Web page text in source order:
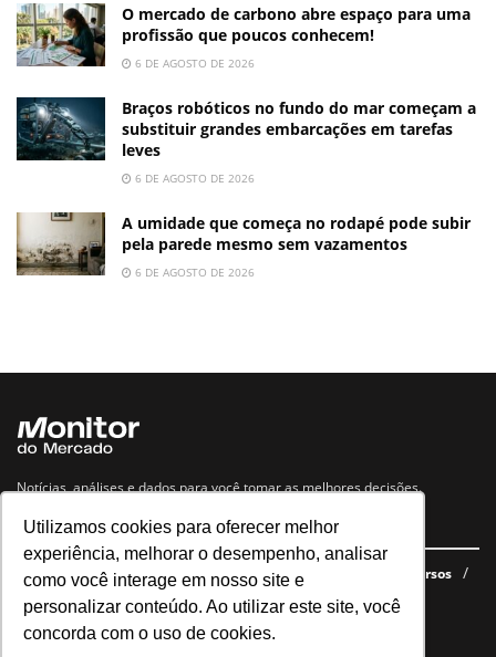
Utilizamos cookies para oferecer melhor
experiência, melhorar o desempenho, analisar
como você interage em nosso site e
personalizar conteúdo. Ao utilizar este site, você
concorda com o uso de cookies.
O mercado de carbono abre espaço para uma
profissão que poucos conhecem!
6 DE AGOSTO DE 2026
Braços robóticos no fundo do mar começam a
substituir grandes embarcações em tarefas
leves
6 DE AGOSTO DE 2026
A umidade que começa no rodapé pode subir
pela parede mesmo sem vazamentos
6 DE AGOSTO DE 2026
Notícias, análises e dados para você tomar as melhores decisões.
Navegue no site
Últimas notícias Quem somos E-books gratuitos
Cursos
Política de privacidade